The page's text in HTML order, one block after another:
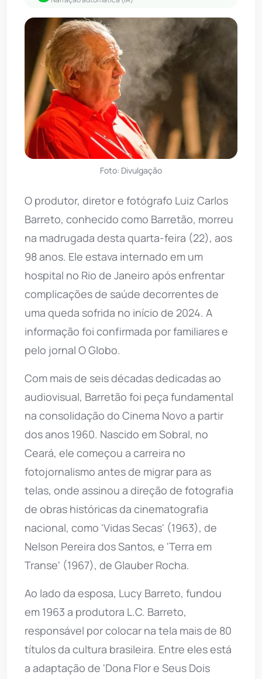
Foto: Divulgação
O produtor, diretor e fotógrafo Luiz Carlos
Barreto, conhecido como Barretão, morreu
na madrugada desta quarta-feira (22), aos
98 anos. Ele estava internado em um
hospital no Rio de Janeiro após enfrentar
complicações de saúde decorrentes de
uma queda sofrida no início de 2024. A
informação foi confirmada por familiares e
pelo jornal O Globo.
Com mais de seis décadas dedicadas ao
audiovisual, Barretão foi peça fundamental
na consolidação do Cinema Novo a partir
dos anos 1960. Nascido em Sobral, no
Ceará, ele começou a carreira no
fotojornalismo antes de migrar para as
telas, onde assinou a direção de fotografia
de obras históricas da cinematografia
nacional, como 'Vidas Secas' (1963), de
Nelson Pereira dos Santos, e 'Terra em
Transe' (1967), de Glauber Rocha.
Ao lado da esposa, Lucy Barreto, fundou
em 1963 a produtora L.C. Barreto,
responsável por colocar na tela mais de 80
títulos da cultura brasileira. Entre eles está
a adaptação de 'Dona Flor e Seus Dois